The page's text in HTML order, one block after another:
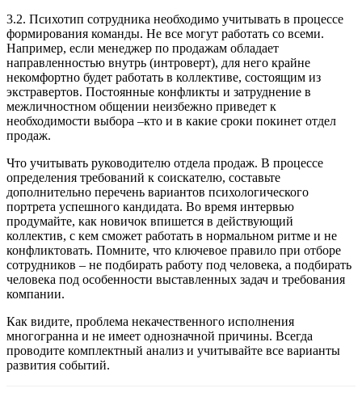
3.2. Психотип сотрудника необходимо учитывать в процессе
формирования команды. Не все могут работать со всеми.
Например, если менеджер по продажам обладает
направленностью внутрь (интроверт), для него крайне
некомфортно будет работать в коллективе, состоящим из
экстравертов. Постоянные конфликты и затруднение в
межличностном общении неизбежно приведет к
необходимости выбора –кто и в какие сроки покинет отдел
продаж.
Что учитывать руководителю отдела продаж. В процессе
определения требований к соискателю, составьте
дополнительно перечень вариантов психологического
портрета успешного кандидата. Во время интервью
продумайте, как новичок впишется в действующий
коллектив, с кем сможет работать в нормальном ритме и не
конфликтовать. Помните, что ключевое правило при отборе
сотрудников – не подбирать работу под человека, а подбирать
человека под особенности выставленных задач и требования
компании.
Как видите, проблема некачественного исполнения
многогранна и не имеет однозначной причины. Всегда
проводите комплектный анализ и учитывайте все варианты
развития событий.